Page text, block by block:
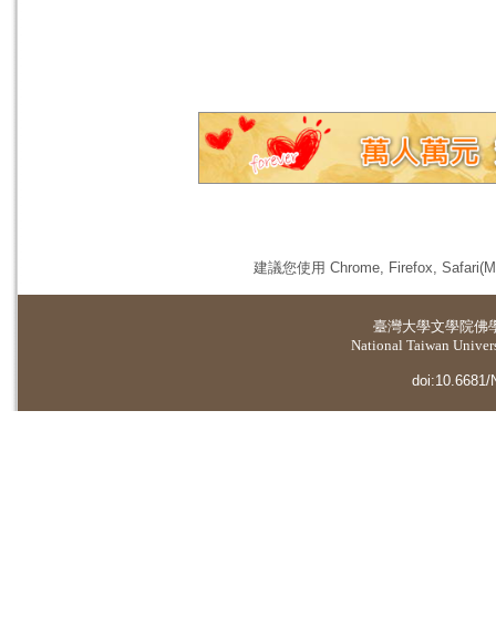
建議您使用 Chrome, Firefox,
臺灣大學文學院佛
National Taiwan
doi:10.6681/